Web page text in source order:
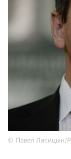
Павел Лисицын/